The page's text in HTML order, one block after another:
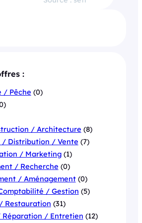
:
/ Pêche (0)
/ Architecture (8)
/ Distribution / Vente (7)
/ Marketing(1)
/ Recherche (0)
/ Aménagement(0)
/ Gestion (5)
Restauration (31)
/ Entretien (12)